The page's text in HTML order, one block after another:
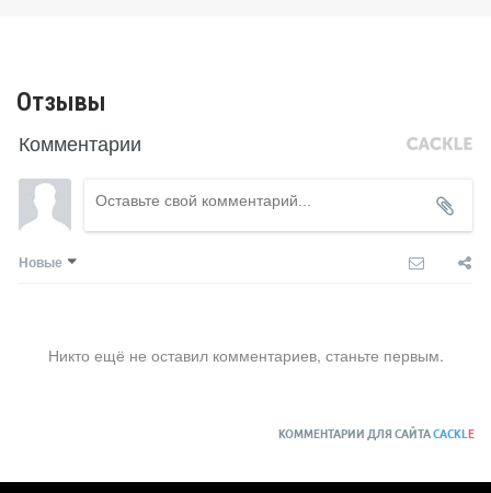
Отзывы
Комментарии
Новые
Никто ещё не оставил комментариев, станьте первым.
КОММЕНТАРИИ ДЛЯ САЙТАCACKL E